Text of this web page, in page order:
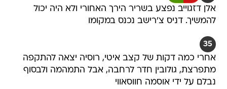
אלן דזגוייב נפצע בשריר הירך האחורי ולא היה יכול
להמשיך. דניס צ'רישב נכנס במקומו
35
אחרי כמה דקות של קצב איטי, רוסיה יצאה להתקפה
מתפרצת, גולובין חדר לרחבה, אבל התמהמה ולבסוף
נבלם על ידי אוסמה חווסאווי